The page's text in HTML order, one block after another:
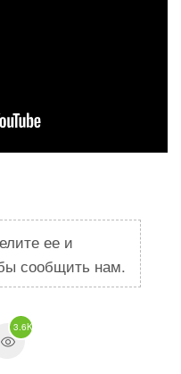
ее и
сообщить нам.
3.6K